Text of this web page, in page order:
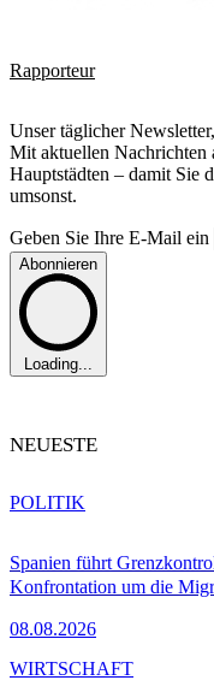
Rapporteur
Unser täglicher
Mit aktuellen Nachrichten
Hauptstädten – damit Sie
umsonst.
Geben Sie Ihre E-Mail ein
Abonnieren
Loading...
NEUESTE
Spanien führt
Konfrontation um die
08.08.2026
POLITIK
WIRTSCHAFT